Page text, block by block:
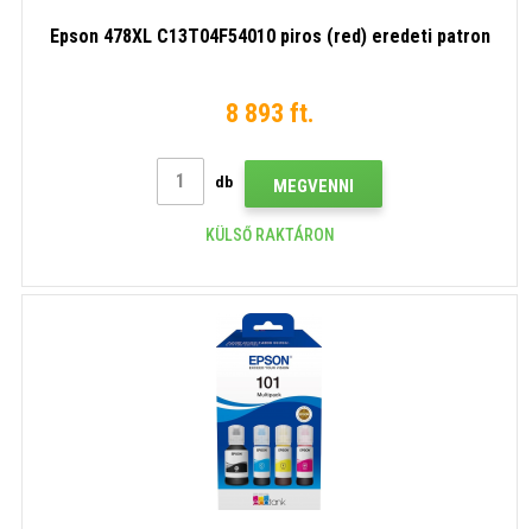
Epson 478XL C13T04F54010 piros (red) eredeti patron
8 893 ft.
db MEGVENNI
KÜLSŐ RAKTÁRON